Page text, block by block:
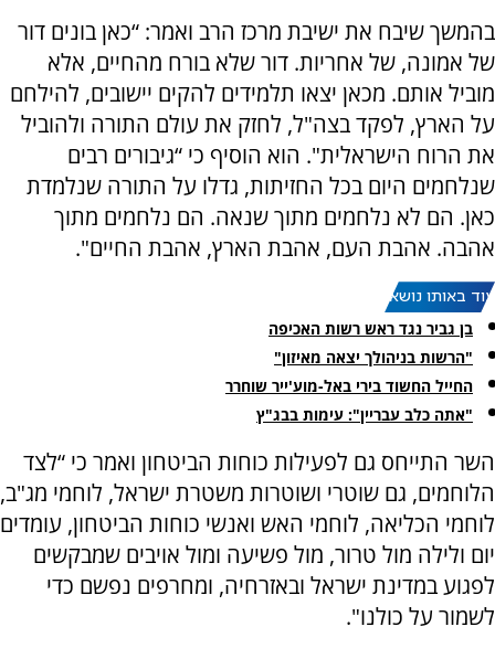
בהמשך שיבח את ישיבת מרכז הרב ואמר: “כאן בונים דור
של אמונה, של אחריות. דור שלא בורח מהחיים, אלא
מוביל אותם. מכאן יצאו תלמידים להקים יישובים, להילחם
על הארץ, לפקד בצה"ל, לחזק את עולם התורה ולהוביל
את הרוח הישראלית". הוא הוסיף כי “גיבורים רבים
שנלחמים היום בכל החזיתות, גדלו על התורה שנלמדת
כאן. הם לא נלחמים מתוך שנאה. הם נלחמים מתוך
אהבה. אהבת העם, אהבת הארץ, אהבת החיים".
עוד באותו נושא:
בן גביר נגד ראש רשות האכיפה
"הרשות בניהולך יצאה מאיזון"
החייל החשוד בירי באל-מוע'ייר שוחרר
"אתה כלב עבריין": עימות בבג"ץ
השר התייחס גם לפעילות כוחות הביטחון ואמר כי “לצד
הלוחמים, גם שוטרי ושוטרות משטרת ישראל, לוחמי מג"ב,
לוחמי הכליאה, לוחמי האש ואנשי כוחות הביטחון, עומדים
יום ולילה מול טרור, מול פשיעה ומול אויבים שמבקשים
לפגוע במדינת ישראל ובאזרחיה, ומחרפים נפשם כדי
לשמור על כולנו".